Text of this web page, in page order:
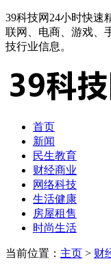
39科技网24小时快速
联网、电商、游戏、
技行业信息。
首页
新闻
民生教育
财经商业
网络科技
生活健康
房屋租售
时尚生活
当前位置： 主页 > 财